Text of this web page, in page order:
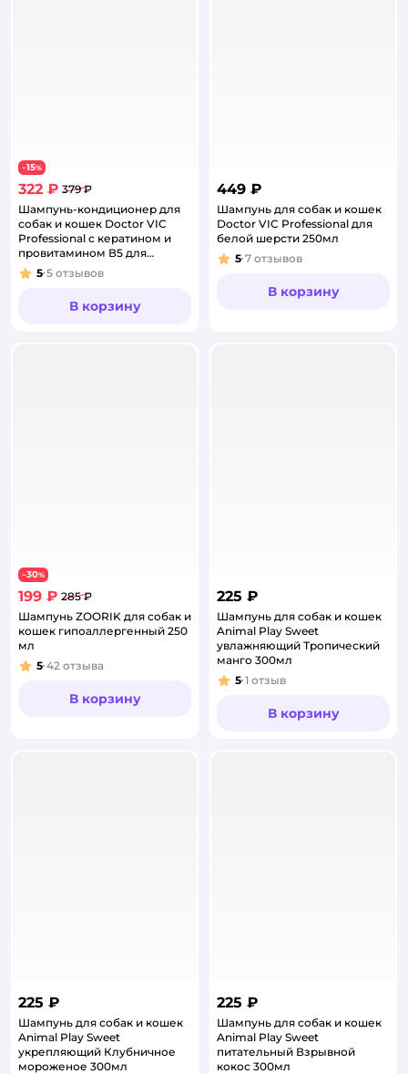
−15%
322 ₽ 379 ₽
Шампунь-кондиционер для
собак и кошек Doctor VIC
Professional с кератином и
провитамином В5 для
бесшерстных пород 250мл
Рейтинг:
5 5 отзывов
В корзину
449 ₽
Шампунь для собак и кошек
Doctor VIC Professional для
белой шерсти 250мл
Рейтинг:
5 7 отзывов
В корзину
−30%
199 ₽ 285 ₽
Шампунь ZOORIK для собак и
кошек гипоаллергенный 250
мл
Рейтинг:
5 42 отзыва
В корзину
225 ₽
Шампунь для собак и кошек
Animal Play Sweet
увлажняющий Тропический
манго 300мл
Рейтинг:
5 1 отзыв
В корзину
225 ₽
Шампунь для собак и кошек
Animal Play Sweet
укрепляющий Клубничное
мороженое 300мл
225 ₽
Шампунь для собак и кошек
Animal Play Sweet
питательный Взрывной
кокос 300мл